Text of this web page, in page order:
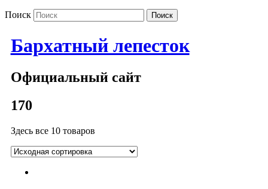
Поиск
Бархатный лепесток
Официальный сайт
170
Здесь все 10 товаров